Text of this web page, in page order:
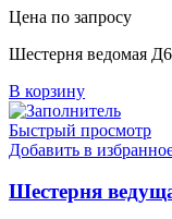
Цена по запросу
Шестерня ведомая
В корзину
Быстрый просмотр
Добавить в
Шестерня